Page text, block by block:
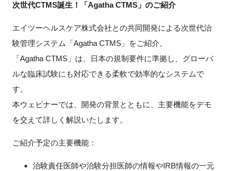
LINK-Jを知る
特別会員
施設・アクセス
イベントお知らせメール登録
次世代CTMS誕生！「Agatha CTMS」のご紹介
エイツーヘルスケア株式会社との共同開発による次世代治
験管理システム「Agatha CTMS」をご紹介。
「Agatha CTMS」は、日本の規制要件に準拠し、グローバ
ルな臨床試験にも対応できる柔軟で効率的なシステムで
す。
本ウェビナーでは、開発の背景とともに、主要機能をデモ
を交えて詳しく解説いたします。
ご紹介予定の主要機能：
治験責任医師や治験分担医師の情報やIRB情報の一元